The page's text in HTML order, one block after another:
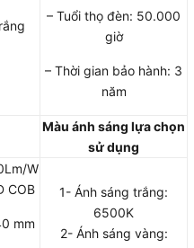
– Tuổi thọ đèn: 50.000
giờ
– Thời gian bảo hành: 3
năm
Màu ánh sáng lựa chọn
sử dụng
W
COB
mm
1- Ánh sáng trắng:
6500K
2- Ánh sáng vàng: